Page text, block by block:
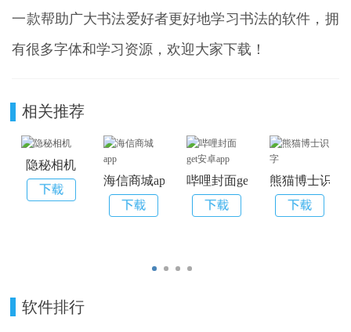
一款帮助广大书法爱好者更好地学习书法的软件，拥
有很多字体和学习资源，欢迎大家下载！
相关推荐
隐秘相机
海信商城app
哔哩封面get安卓app熊猫博士识字
软件排行